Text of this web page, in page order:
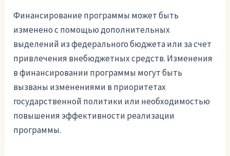
Финансирование программы может быть
изменено с помощью дополнительных
выделений из федерального бюджета или за счет
привлечения внебюджетных средств. Изменения
в финансировании программы могут быть
вызваны изменениями в приоритетах
государственной политики или необходимостью
повышения эффективности реализации
программы.